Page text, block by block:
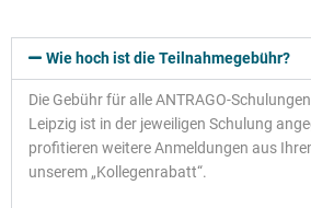
Wie hoch ist die Teilnahmegebühr?
Die Gebühr für alle ANTRAGO-
Leipzig ist in der jeweiligen Schulung
profitieren weitere Anmeldungen aus
unserem „Kollegenrabatt“.